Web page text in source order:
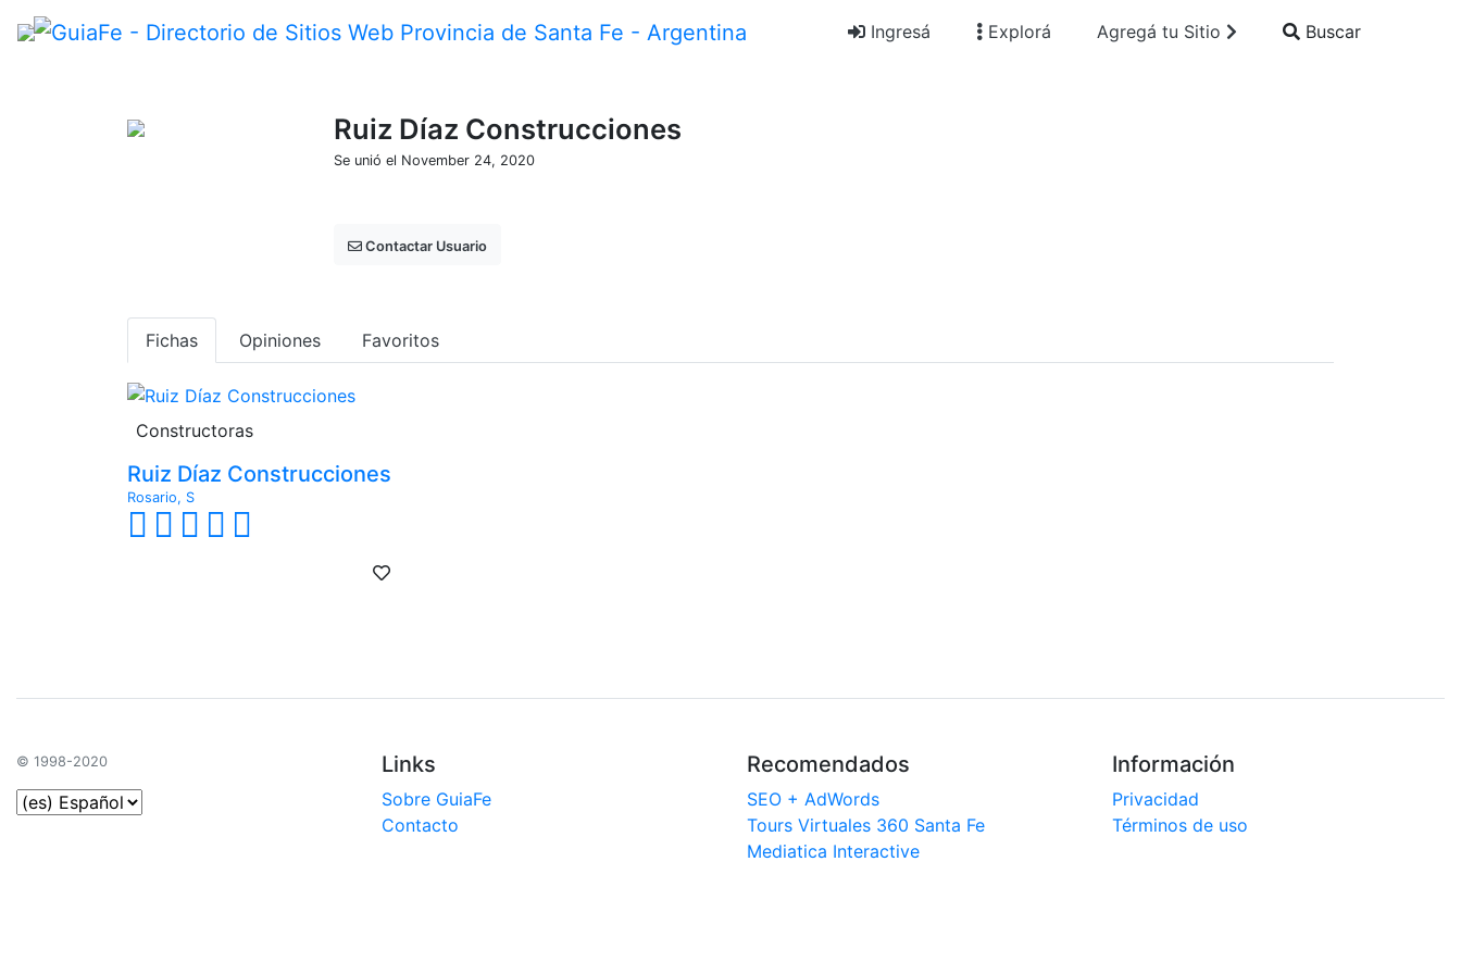
Ingresá Explorá Agregá tu Sitio Buscar
Ruiz Díaz Construcciones
Se unió el November 24, 2020
Contactar Usuario
Fichas Opiniones Favoritos
Constructoras
Ruiz Díaz Construcciones
Rosario, S
© 1998-2020 Links
Sobre GuiaFe
Contacto
Recomendados
SEO + AdWords
Tours Virtuales 360 Santa Fe
Mediatica Interactive
Información
Privacidad
Términos de uso